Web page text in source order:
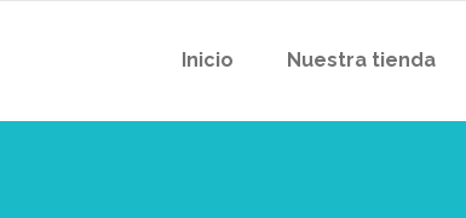
Inicio Nuestra tienda